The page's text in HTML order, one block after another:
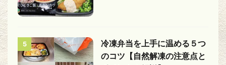
5
冷凍弁当を上手に温める５つ
のコツ【自然解凍の注意点と